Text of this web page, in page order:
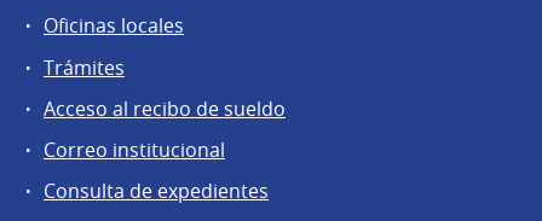
Oficinas locales
Trámites
Acceso al recibo de sueldo
Correo institucional
Consulta de expedientes